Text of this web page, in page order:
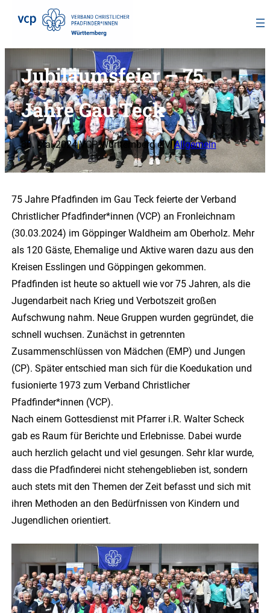
Inhalt
springen
Jubiläumsfeier – 75
Jahre Gau Teck
30. Mai 2024|VCP Württemberg e.V.|Allgemein
75 Jahre Pfadfinden im Gau Teck feierte der Verband
Christlicher Pfadfinder*innen (VCP) an Fronleichnam
(30.03.2024) im Göppinger Waldheim am Oberholz. Mehr
als 120 Gäste, Ehemalige und Aktive waren dazu aus den
Kreisen Esslingen und Göppingen gekommen.
Pfadfinden ist heute so aktuell wie vor 75 Jahren, als die
Jugendarbeit nach Krieg und Verbotszeit großen
Aufschwung nahm. Neue Gruppen wurden gegründet, die
schnell wuchsen. Zunächst in getrennten
Zusammenschlüssen von Mädchen (EMP) und Jungen
(CP). Später entschied man sich für die Koedukation und
fusionierte 1973 zum Verband Christlicher
Pfadfinder*innen (VCP).
Nach einem Gottesdienst mit Pfarrer i.R. Walter Scheck
gab es Raum für Berichte und Erlebnisse. Dabei wurde
auch herzlich gelacht und viel gesungen. Sehr klar wurde,
dass die Pfadfinderei nicht stehengeblieben ist, sondern
auch stets mit den Themen der Zeit befasst und sich mit
ihren Methoden an den Bedürfnissen von Kindern und
Jugendlichen orientiert.